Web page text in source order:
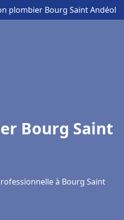
plombier Bourg Saint Andéol
Bourg Saint
à Bourg Saint